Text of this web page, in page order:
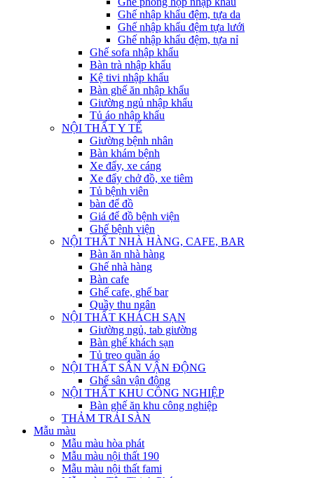
Ghế nhập khẩu đệm, tựa da
Ghế nhập khẩu đệm tựa lưới
Ghế nhập khẩu đệm, tựa nỉ
Ghế sofa nhập khẩu
Bàn trà nhập khẩu
Kệ tivi nhập khẩu
Bàn ghế ăn nhập khẩu
Giường ngủ nhập khẩu
Tủ áo nhập khẩu
NỘI THẤT Y TẾ
Giường bệnh nhân
Bàn khám bệnh
Xe đẩy, xe cáng
Xe đẩy chở đồ, xe tiêm
Tủ bệnh viên
bàn để đồ
Giá để đồ bệnh viện
Ghế bệnh viện
NỘI THẤT NHÀ HÀNG, CAFE, BAR
Bàn ăn nhà hàng
Ghế nhà hàng
Bàn cafe
Ghế cafe, ghế bar
Quầy thu ngân
NỘI THẤT KHÁCH SẠN
Giường ngủ, tab giường
Bàn ghế khách sạn
Tủ treo quần áo
NỘI THẤT SÂN VẬN ĐỘNG
Ghế sân vận động
NỘI THẤT KHU CÔNG NGHIỆP
Bàn ghế ăn khu công nghiệp
THẢM TRẢI SÀN
Mẫu màu
Mẫu màu hòa phát
Mẫu màu nội thất 190
Mẫu màu nội thất fami